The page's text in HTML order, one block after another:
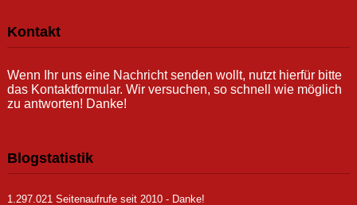
Kontakt
Wenn Ihr uns eine Nachricht senden wollt, nutzt hierfür bitte
das Kontaktformular. Wir versuchen, so schnell wie möglich
zu antworten! Danke!
Blogstatistik
1.297.021 Seitenaufrufe seit 2010 - Danke!